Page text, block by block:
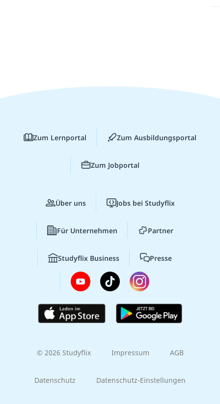
Zum Lernportal Zum Ausbildungsportal
Zum Jobportal
Über uns Jobs bei Studyflix
Für Unternehmen Partner
Studyflix Business Presse
© 2026 Studyflix Impressum AGB
Datenschutz Datenschutz-Einstellungen